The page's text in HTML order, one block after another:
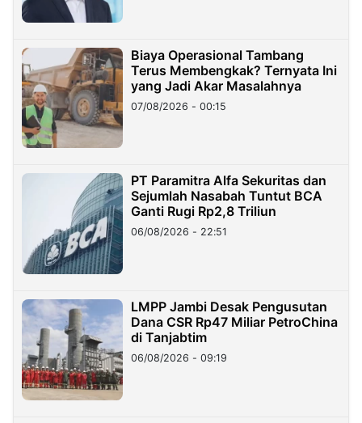
Biaya Operasional Tambang
Terus Membengkak? Ternyata Ini
yang Jadi Akar Masalahnya
07/08/2026 - 00:15
PT Paramitra Alfa Sekuritas dan
Sejumlah Nasabah Tuntut BCA
Ganti Rugi Rp2,8 Triliun
06/08/2026 - 22:51
LMPP Jambi Desak Pengusutan
Dana CSR Rp47 Miliar PetroChina
di Tanjabtim
06/08/2026 - 09:19